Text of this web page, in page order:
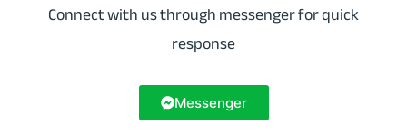
Connect with us through messenger for quick
response
Messenger